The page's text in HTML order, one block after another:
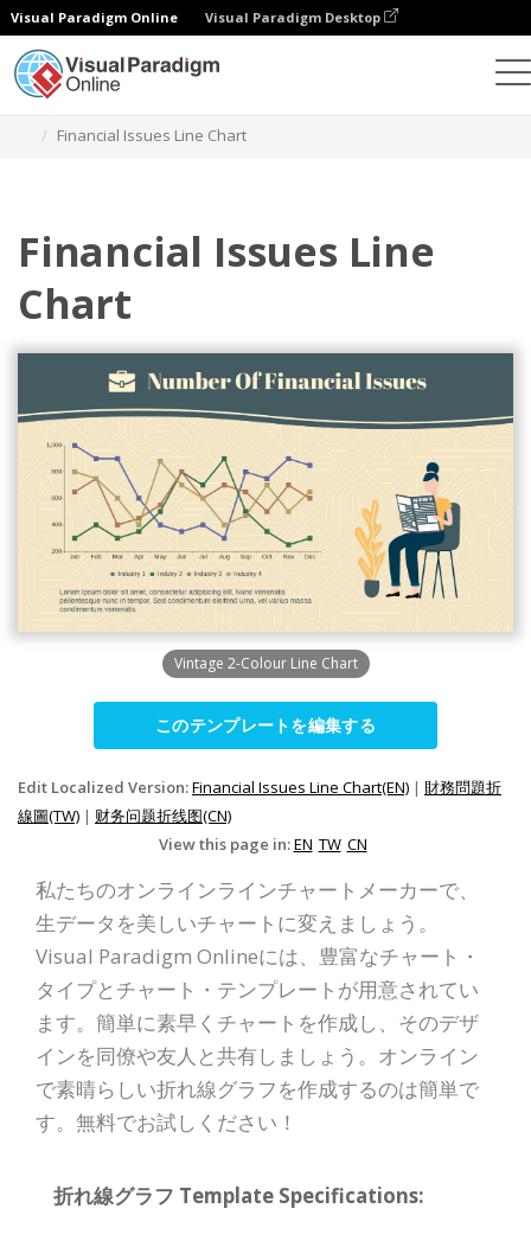
Visual Paradigm Online Visual Paradigm Desktop
Financial Issues Line Chart
Financial Issues Line
Chart
Vintage 2-Colour Line Chart
このテンプレートを編集する
Edit Localized Version:Financial Issues Line Chart(EN) | 財務問題折
線圖(TW) | 财务问题折线图(CN)
View this page in:EN TW CN
私たちのオンラインラインチャートメーカーで、
生データを美しいチャートに変えましょう。
Visual Paradigm Onlineには、豊富なチャート・
タイプとチャート・テンプレートが用意されてい
ます。簡単に素早くチャートを作成し、そのデザ
インを同僚や友人と共有しましょう。オンライン
で素晴らしい折れ線グラフを作成するのは簡単で
す。無料でお試しください！
折れ線グラフ Template Specifications: